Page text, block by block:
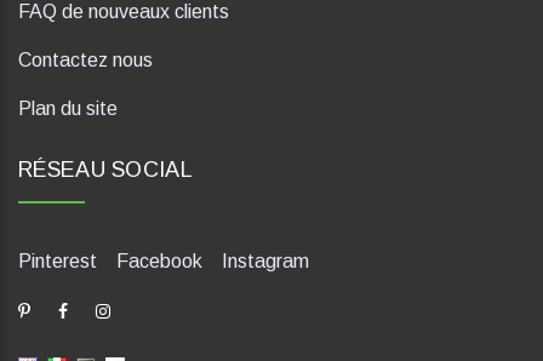
FAQ de nouveaux clients
Contactez nous
Plan du site
RÉSEAU SOCIAL
Pinterest Facebook Instagram